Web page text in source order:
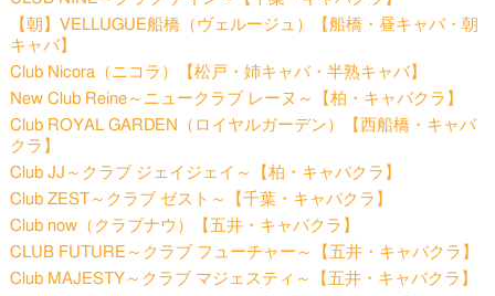
【朝】VELLUGUE船橋（ヴェルージュ）【船橋・昼キャバ・朝
キャバ】
Club Nicora（ニコラ）【松戸・姉キャバ・半熟キャバ】
New Club Reine～ニュークラブ レーヌ～【柏・キャバクラ】
Club ROYAL GARDEN（ロイヤルガーデン）【西船橋・キャバ
クラ】
Club JJ～クラブ ジェイジェイ～【柏・キャバクラ】
Club ZEST～クラブ ゼスト～【千葉・キャバクラ】
Club now（クラブナウ）【五井・キャバクラ】
CLUB FUTURE～クラブ フューチャー～【五井・キャバクラ】
Club MAJESTY～クラブ マジェスティ～【五井・キャバクラ】